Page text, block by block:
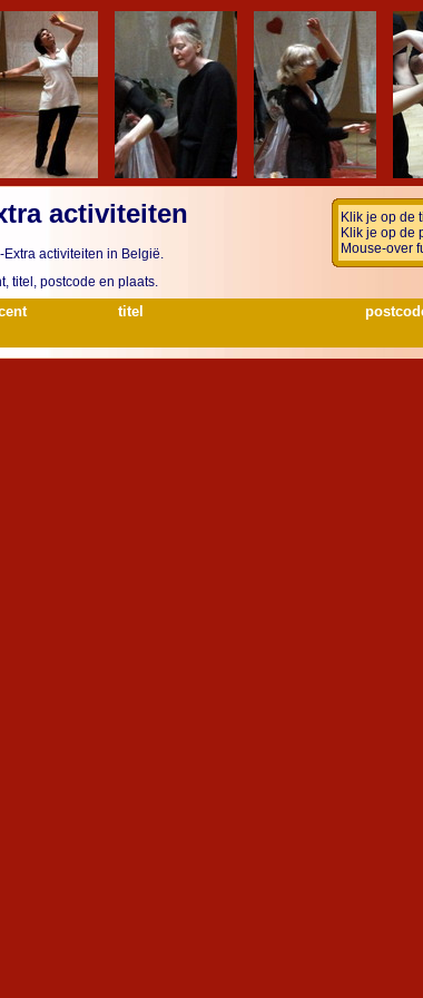
Klik je op de
Klik je op de
Mouse-over
activiteiten
activiteiten in België.
titel, postcode en plaats.
titel